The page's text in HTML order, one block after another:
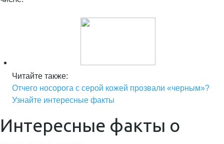
Читайте также:
Отчего носорога с серой кожей прозвали «черным»?
Узнайте интересные факты
Интересные факты о